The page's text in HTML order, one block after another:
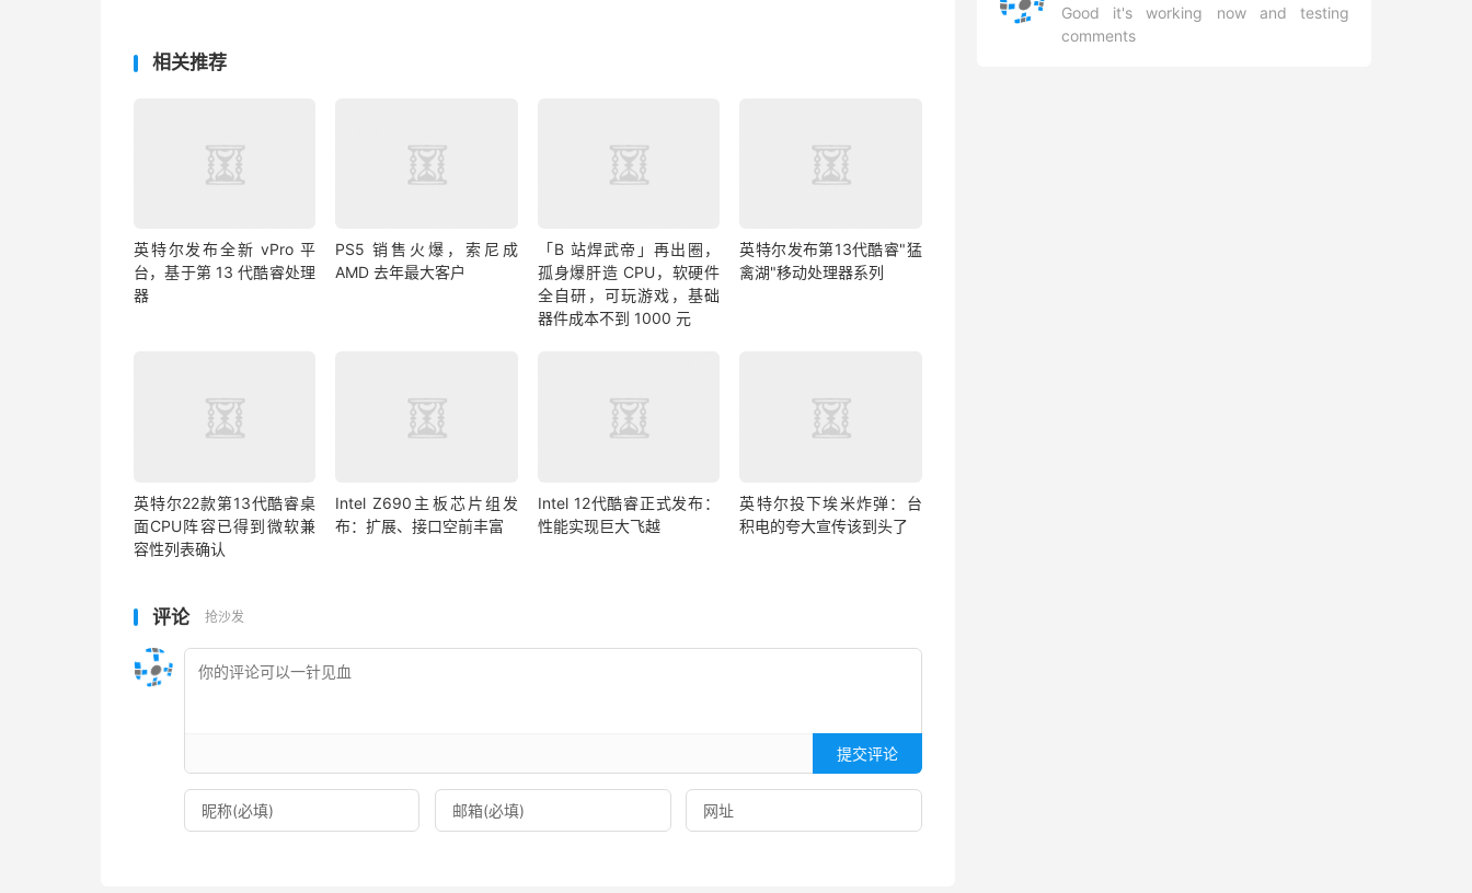
相关推荐
英特尔发布全新 vPro 平
台，基于第 13 代酷睿处理
器
PS5 销售火爆，索尼成
AMD 去年最大客户
「B 站焊武帝」再出圈，
孤身爆肝造 CPU，软硬件
全自研，可玩游戏，基础
器件成本不到 1000 元
英特尔发布第13代酷睿"猛
禽湖"移动处理器系列
英特尔22款第13代酷睿桌
面CPU阵容已得到微软兼
容性列表确认
Intel Z690主板芯片组发
布：扩展、接口空前丰富
Intel 12代酷睿正式发布：
性能实现巨大飞越
英特尔投下埃米炸弹：台
积电的夸大宣传该到头了
评论 抢沙发
提交评论
Good it's working now and testing
comments